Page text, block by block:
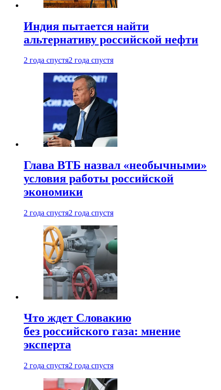
Индия пытается найти
альтернативу российской нефти
2 года спустя2 года спустя
Глава ВТБ назвал «необычными»
условия работы российской
экономики
2 года спустя2 года спустя
Что ждет Словакию
без российского газа: мнение
эксперта
2 года спустя2 года спустя